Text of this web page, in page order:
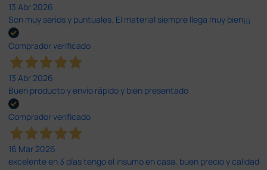
13 Abr 2026
Son muy serios y puntuales. El material siempre llega muy bien¡¡¡
Comprador verificado
13 Abr 2026
Buen producto y envío rápido y bien presentado
Comprador verificado
16 Mar 2026
excelente en 3 días tengo el insumo en casa, buen precio y calidad